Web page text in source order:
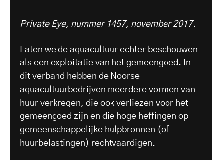
Private Eye, nummer 1457, november 2017.
Laten we de aquacultuur echter beschouwen
als een exploitatie van het gemeengoed. In
dit verband hebben de Noorse
aquacultuurbedrijven meerdere vormen van
huur verkregen, die ook verliezen voor het
gemeengoed zijn en die hoge heffingen op
gemeenschappelijke hulpbronnen (of
huurbelastingen) rechtvaardigen.